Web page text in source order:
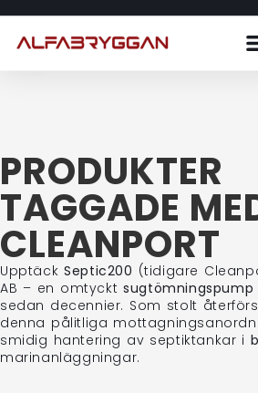
PRODUKTER
TAGGADE
CLEANPORT
UpptäckSeptic200 (tidigare
AB – en omtycktsugtömningspump
sedan decennier. Som stolt
denna pålitliga
smidig hantering av septiktankar i
marinanläggningar.